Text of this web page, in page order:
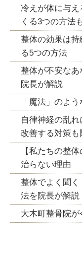
冷えが体に与
くる3つの方法
整体の効果は
る5つの方法
整体が不安な
院長が解説
「魔法」のよ
自律神経の乱
改善する対策も
【私たちの整
治らない理由
整体でよく聞
法を院長が解説
大木町整骨院